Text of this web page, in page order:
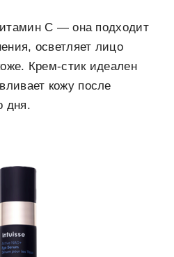
С — она подходит
осветляет лицо
Крем-стик идеален
кожу после
дня.